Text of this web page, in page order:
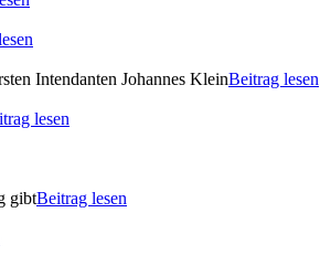
Intendanten Johannes KleinBeitrag lesen
lesen
gibtBeitrag lesen